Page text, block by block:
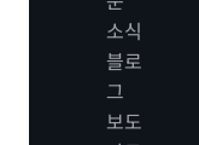
소식
블로
그
보도